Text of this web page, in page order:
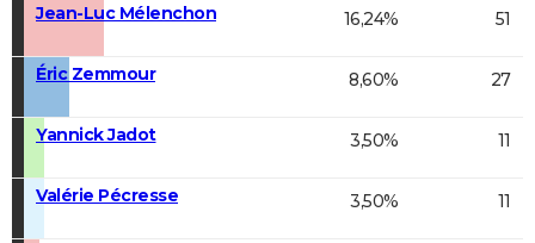
Jean-Luc Mélenchon 16,24% 51
Éric Zemmour 8,60% 27
Yannick Jadot 3,50% 11
Valérie Pécresse 3,50% 11